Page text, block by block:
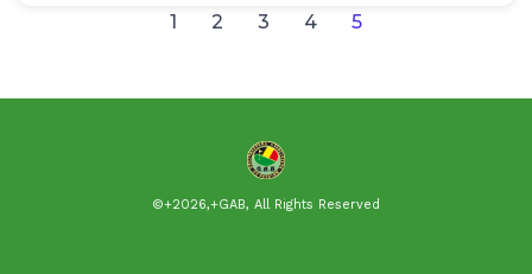
1 2 3 4 5
©+2026,+GAB, All Rights Reserved